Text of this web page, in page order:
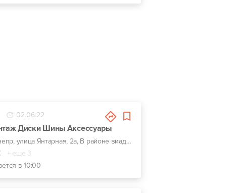
02.06.22
Диски Шины Аксессуары
г. Днепр, улица Янтарная, 2а, В районе виадука на Янтарной
+ еще 3
в 10:00